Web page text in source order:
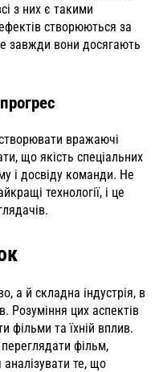
з них є такими
створюються за
завжди вони досягають
вражаючі
що якість спеціальних
і досвіду команди. Не
технології, і це
а й складна індустрія, в
Розуміння цих аспектів
та їхній вплив.
фільм,
аналізувати те, що